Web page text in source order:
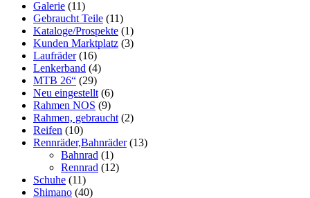
Galerie (11)
Gebraucht Teile (11)
Kataloge/Prospekte (1)
Kunden Marktplatz (3)
Laufräder (16)
Lenkerband (4)
MTB 26“ (29)
Neu eingestellt (6)
Rahmen NOS (9)
Rahmen, gebraucht (2)
Reifen (10)
Rennräder,Bahnräder (13)
Bahnrad (1)
Rennrad (12)
Schuhe (11)
Shimano (40)